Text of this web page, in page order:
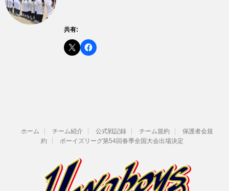
共有:
ホーム チーム紹介 公式戦記録 チーム規約
保護者会規
約
ボーイズリーグ第54回春季全国大会出場決定